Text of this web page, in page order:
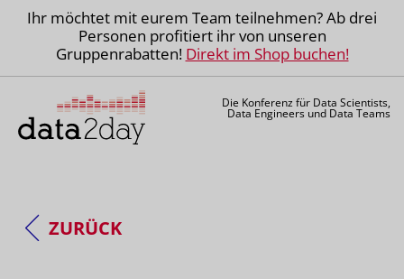
Ihr möchtet mit eurem Team teilnehmen? Ab drei
Personen profitiert ihr von unseren
Gruppenrabatten! Direkt im Shop buchen!
Die Konferenz für Data Scientists,
Data Engineers und Data Teams
ZURÜCK